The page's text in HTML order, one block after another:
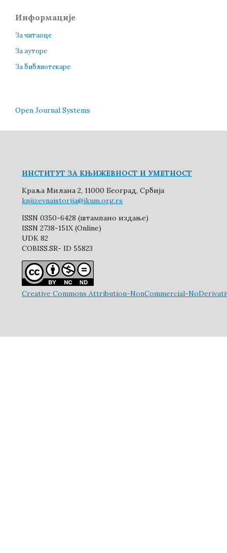
Информације
За читаоце
За ауторе
За библиотекаре
Open Journal Systems
ИНСТИТУТ ЗА КЊИЖЕВНОСТ И УМЕТНОСТ
Краља Милана 2, 11000 Београд, Србија
knjizevnaistorija@ikum.org.rs
ISSN 0350-6428 (штампано издање)
ISSN 2738-151X (Online)
UDK 82
COBISS.SR- ID 55823
Creative Commons Attribution-NonCommercial-